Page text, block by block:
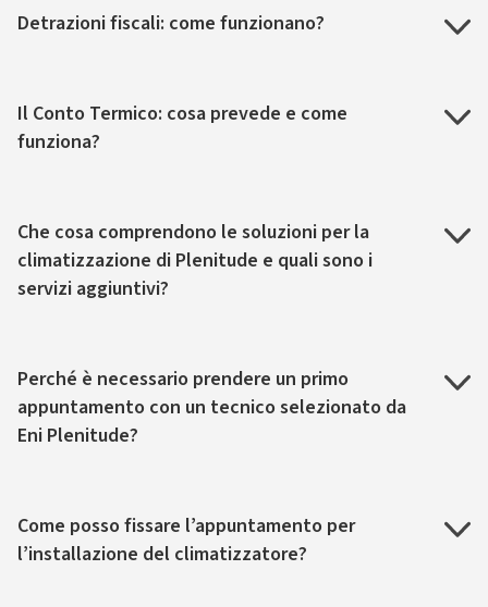
Detrazioni fiscali: come funzionano?
Il Conto Termico: cosa prevede e come
funziona?
Che cosa comprendono le soluzioni per la
climatizzazione di Plenitude e quali sono i
servizi aggiuntivi?
Perché è necessario prendere un primo
appuntamento con un tecnico selezionato da
Eni Plenitude?
Come posso fissare l’appuntamento per
l’installazione del climatizzatore?